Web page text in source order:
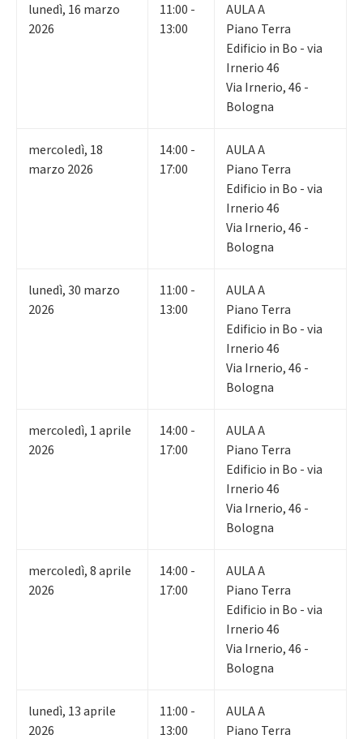
lunedì, 16 marzo
2026
11:00 -
13:00
AULA A
Piano Terra
Edificio in Bo - via
Irnerio 46
Via Irnerio, 46 -
Bologna
mercoledì, 18
marzo 2026
14:00 -
17:00
AULA A
Piano Terra
Edificio in Bo - via
Irnerio 46
Via Irnerio, 46 -
Bologna
lunedì,30 marzo
2026
11:00 -
13:00
AULA A
Piano Terra
Edificio in Bo - via
Irnerio 46
Via Irnerio, 46 -
Bologna
mercoledì, 1aprile
2026
14:00 -
17:00
AULA A
Piano Terra
Edificio in Bo - via
Irnerio 46
Via Irnerio, 46 -
Bologna
mercoledì,8aprile
2026
14:00 -
17:00
AULA A
Piano Terra
Edificio in Bo - via
Irnerio 46
Via Irnerio, 46 -
Bologna
lunedì, 13aprile
2026
11:00 -
13:00
AULA A
Piano Terra